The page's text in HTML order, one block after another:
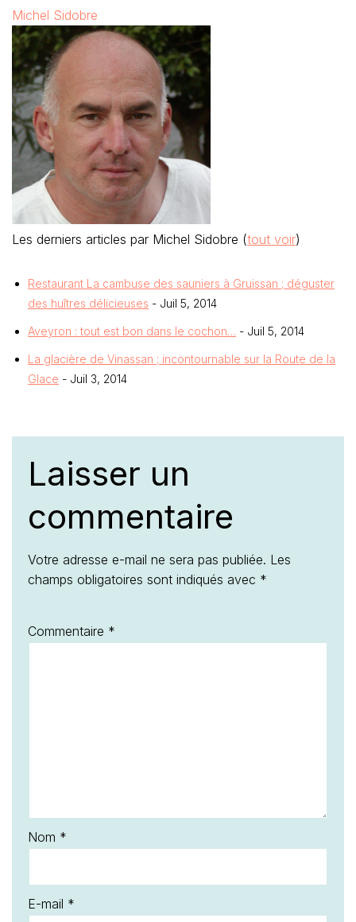
Michel Sidobre
Les derniers articles par Michel Sidobre (tout voir)
Restaurant La cambuse des sauniers à Gruissan ; déguster
des huîtres délicieuses - Juil 5, 2014
Aveyron : tout est bon dans le cochon… - Juil 5, 2014
La glacière de Vinassan ; incontournable sur la Route de la
Glace - Juil 3, 2014
Laisser un
commentaire
Votre adresse e-mail ne sera pas publiée. Les
champs obligatoires sont indiqués avec *
Commentaire *
Nom *
E-mail *